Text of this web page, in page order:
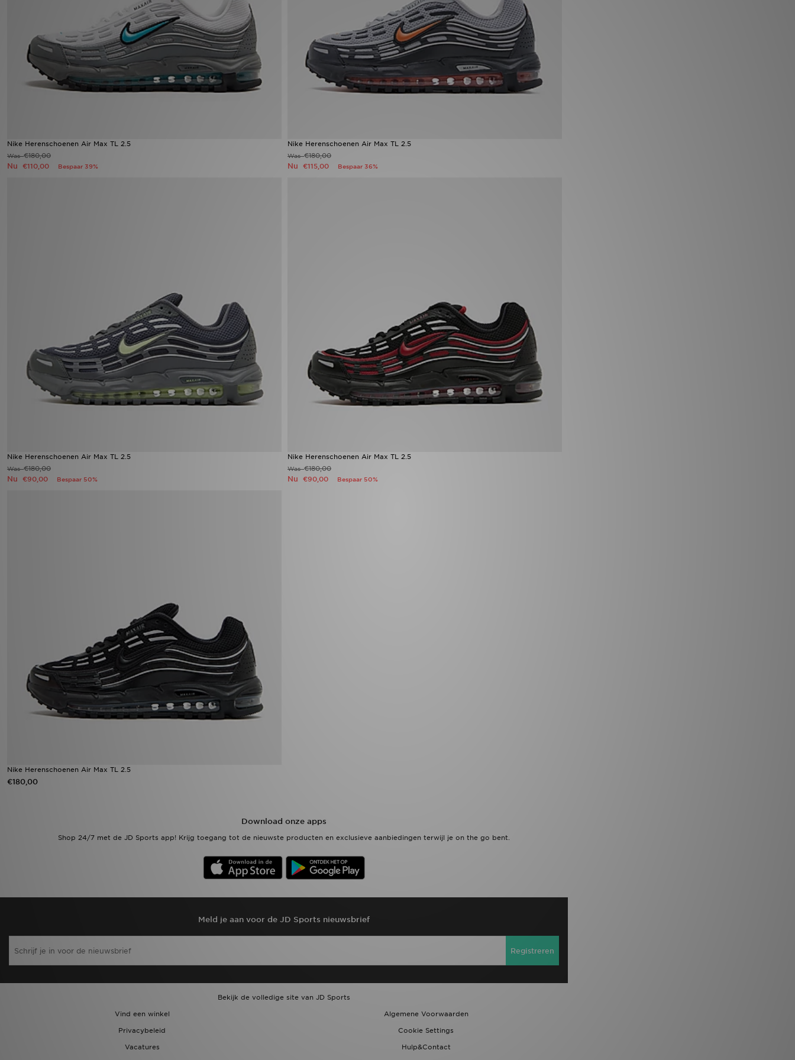
Nike Herenschoenen Air Max TL 2.5
Was€180,00
Nu €110,00 Bespaar 39%
Nike Herenschoenen Air Max TL 2.5
Was€180,00
Nu €115,00 Bespaar 36%
Nike Herenschoenen Air Max TL 2.5
Was€180,00
Nu €90,00 Bespaar 50%
Nike Herenschoenen Air Max TL 2.5
Was€180,00
Nu €90,00 Bespaar 50%
Nike Herenschoenen Air Max TL 2.5
€180,00
Download onze apps
Shop 24/7 met de JD Sports app! Krijg toegang tot de nieuwste producten en exclusieve aanbiedingen terwijl je on the go bent.
Meld je aan voor de JD Sports nieuwsbrief
Registreren
Bekijk de volledige site van JD Sports
Vind een winkel
Algemene Voorwaarden
Privacybeleid
Cookie Settings
Vacatures
Hulp&Contact
Bestelling Traceren
Mijn JD